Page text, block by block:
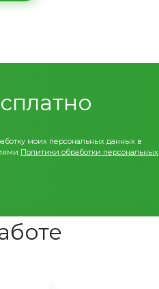
моих персональных данных в
Политики обработки персональных